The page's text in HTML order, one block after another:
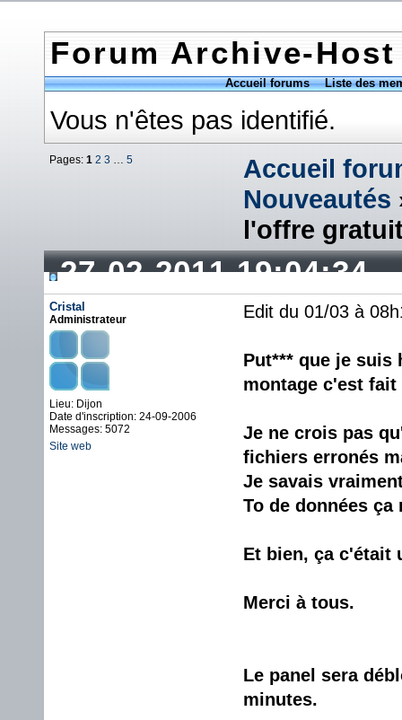
Forum Archive-Host
Accueil forums Liste des
Vous n'êtes pas identifié.
Pages: 1 2 3 … 5
Accueil
Nouveautés
l'offre
27-02-2011 19:04:34
Cristal
Administrateur
Lieu: Dijon
Date d'inscription: 24-09-2006
Messages: 5072
Site web
Edit du 01/03 à
Put*** que je suis
montage c'est
Je ne crois pas
fichiers erronés
Je savais
To de données ça
Et bien, ça c'était
Merci à tous.
Le panel sera
minutes.